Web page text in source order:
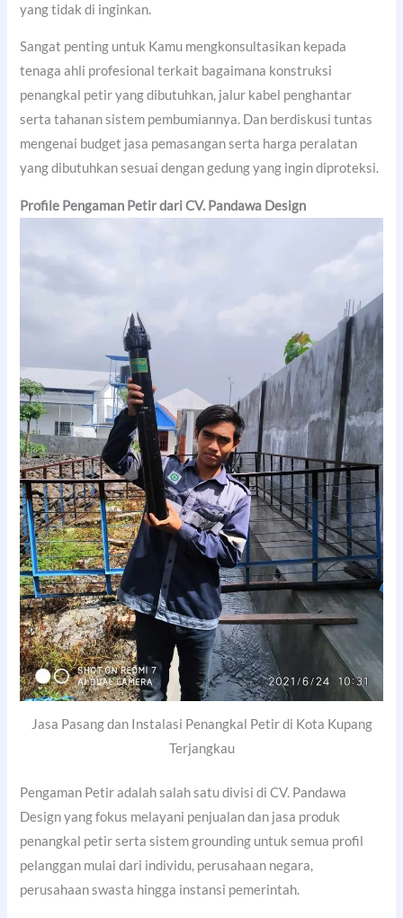
yang tidak di inginkan.
Sangat penting untuk Kamu mengkonsultasikan kepada
tenaga ahli profesional terkait bagaimana konstruksi
penangkal petir yang dibutuhkan, jalur kabel penghantar
serta tahanan sistem pembumiannya. Dan berdiskusi tuntas
mengenai budget jasa pemasangan serta harga peralatan
yang dibutuhkan sesuai dengan gedung yang ingin diproteksi.
Profile Pengaman Petir dari CV. Pandawa Design
Jasa Pasang dan Instalasi Penangkal Petir di Kota Kupang
Terjangkau
Pengaman Petir adalah salah satu divisi di CV. Pandawa
Design yang fokus melayani penjualan dan jasa produk
penangkal petir serta sistem grounding untuk semua profil
pelanggan mulai dari individu, perusahaan negara,
perusahaan swasta hingga instansi pemerintah.